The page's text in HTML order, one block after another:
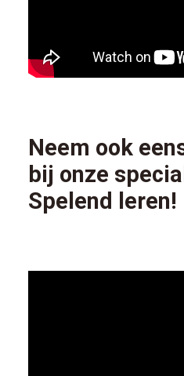
Neem ook
bij onze
Spelend leren!